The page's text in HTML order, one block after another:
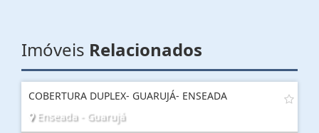
Imóveis Relacionados
COBERTURA DUPLEX- GUARUJÁ- ENSEADA
Enseada - Guarujá